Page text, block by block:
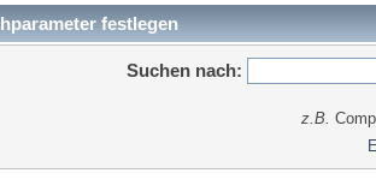
festlegen
Suchen nach:
z.B.